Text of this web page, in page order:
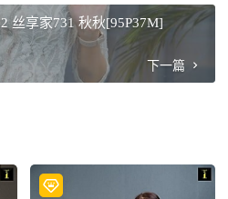
丝享家731 秋秋[95P37M]
下一篇